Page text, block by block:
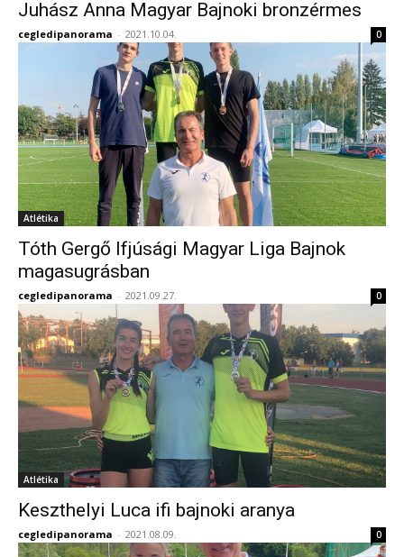
Juhász Anna Magyar Bajnoki bronzérmes
cegledipanorama - 2021.10.04. 0
Atlétika
Tóth Gergő Ifjúsági Magyar Liga Bajnok
magasugrásban
cegledipanorama - 2021.09.27. 0
Atlétika
Keszthelyi Luca ifi bajnoki aranya
cegledipanorama - 2021.08.09. 0